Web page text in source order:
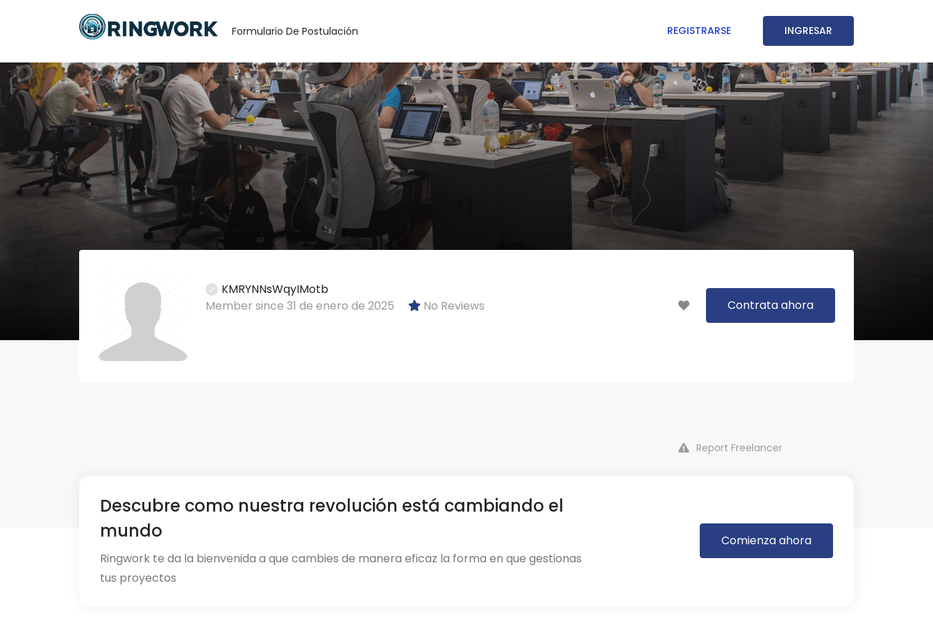
Formulario De Postulación REGISTRARSE INGRESAR
KMRYNNsWqyIMotb
Member since 31 de enero de 2025
No Reviews Contrata ahora
Report Freelancer
Descubre como nuestra revolución está cambiando el
mundo
Ringwork te da la bienvenida a que cambies de manera eficaz la forma en que gestionas
tus proyectos
Comienza ahora